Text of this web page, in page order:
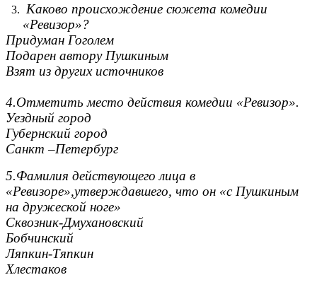
Каково происхождение сюжета комедии
«Ревизор»?
Придуман Гоголем
Подарен автору Пушкиным
Взят из других источников
4.Отметить место действия комедии «Ревизор».
Уездный город
Губернский город
Санкт –Петербург
5.Фамилия действующего лица в
«Ревизоре»,утверждавшего, что он «с Пушкиным
на дружеской ноге»
Сквозник-Дмухановский
Бобчинский
Ляпкин-Тяпкин
Хлестаков